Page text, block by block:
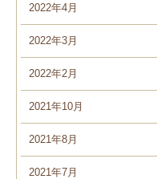
2022年4月
2022年3月
2022年2月
2021年10月
2021年8月
2021年7月